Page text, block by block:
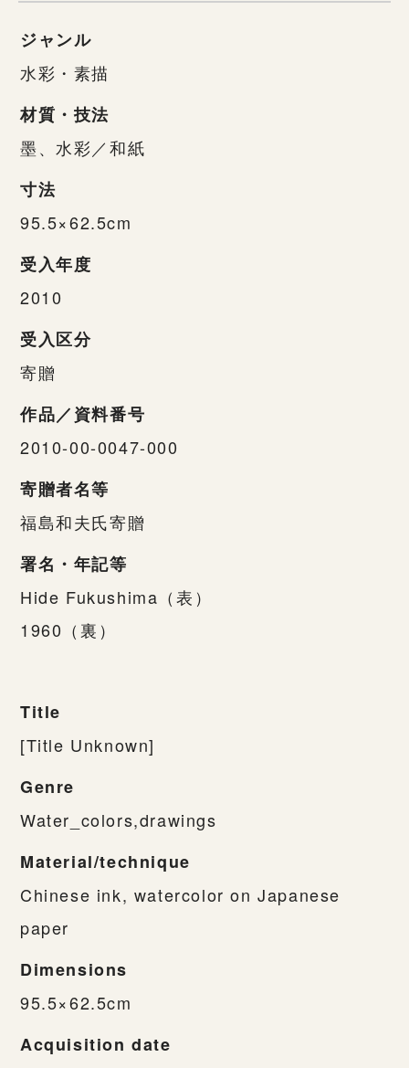
ジャンル
水彩・素描
材質・技法
墨、水彩／和紙
寸法
95.5×62.5cm
受入年度
2010
受入区分
寄贈
作品／資料番号
2010-00-0047-000
寄贈者名等
福島和夫氏寄贈
署名・年記等
Hide Fukushima（表）
1960（裏）
Title
[Title Unknown]
Genre
Water_colors,drawings
Material/technique
Chinese ink, watercolor on Japanese
paper
Dimensions
95.5×62.5cm
Acquisition date